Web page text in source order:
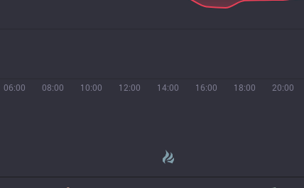
06:00 08:00 10:00 12:00 14:00 16:00 18:00 20:00